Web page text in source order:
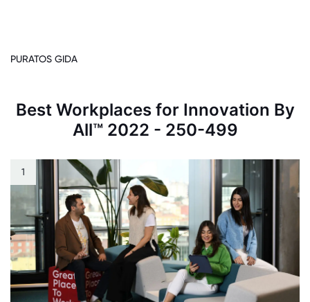
PURATOS GIDA
Best Workplaces for Innovation By
All™ 2022 - 250-499
1